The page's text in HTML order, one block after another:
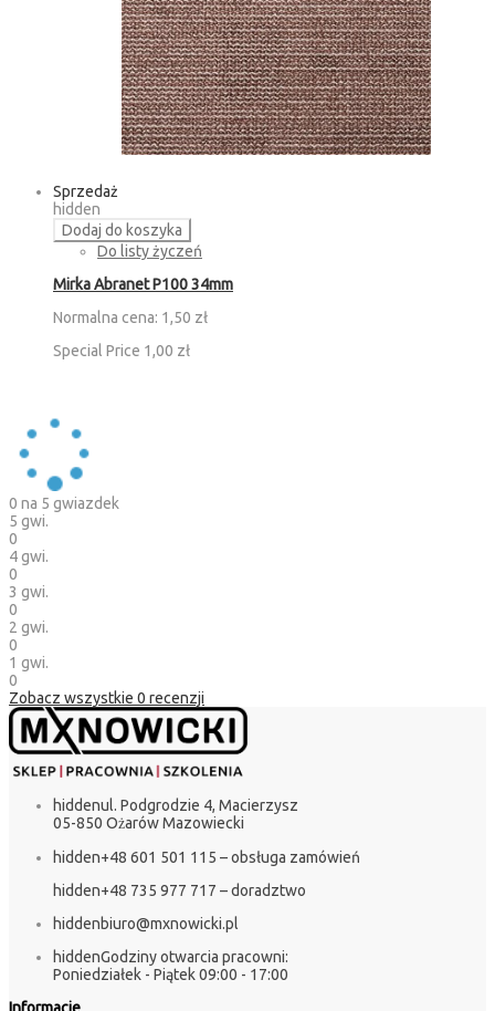
Sprzedaż
hidden
Dodaj do koszyka
Do listy życzeń
Mirka Abranet P100 34mm
Normalna cena: 1,50 zł
Special Price 1,00 zł
0 na 5 gwiazdek
5 gwi.
0
4 gwi.
0
3 gwi.
0
2 gwi.
0
1 gwi.
0
Zobacz wszystkie 0 recenzji
hiddenul. Podgrodzie 4, Macierzysz
05-850 Ożarów Mazowiecki
hidden+48 601 501 115 – obsługa zamówień
hidden+48 735 977 717 – doradztwo
hiddenbiuro@mxnowicki.pl
hiddenGodziny otwarcia pracowni:
Poniedziałek - Piątek 09:00 - 17:00